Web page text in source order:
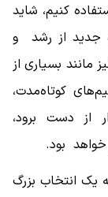
کنیم، شاید
جدید از رشد و
مانند بسیاری از
کوتاه‌مدت،
از دست برود،
بود.
یک انتخاب بزرگ